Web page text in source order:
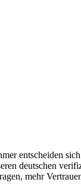
entscheiden
deutschen
mehr